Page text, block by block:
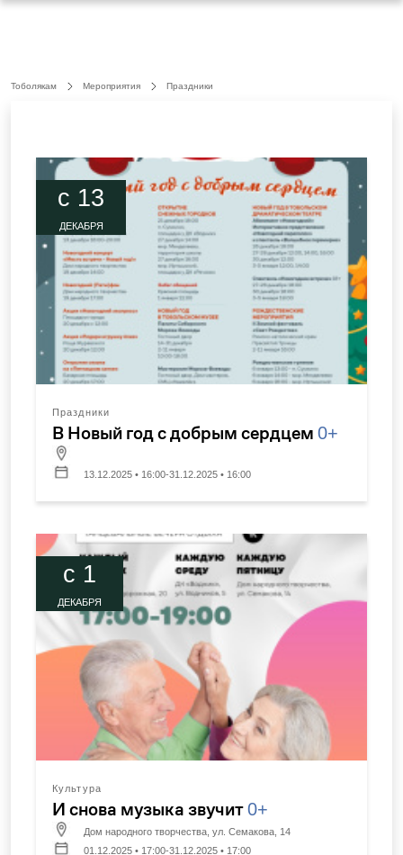
Тоболякам Мероприятия Праздники
c 13
ДЕКАБРЯ
Праздники
В Новый год с добрым сердцем 0+
13.12.2025 • 16:00-31.12.2025 • 16:00
c 1
ДЕКАБРЯ
Культура
И снова музыка звучит0+
Дом народного творчества, ул. Семакова, 14
01.12.2025 • 17:00-31.12.2025 • 17:00